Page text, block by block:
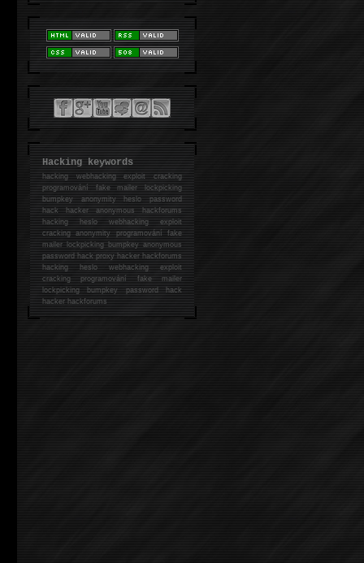
Hacking keywords
hackingwebhacking exploit cracking
programování fake mailer lockpicking
bumpkey anonymity heslo password
hackhacker anonymous hackforums
hackingheslo webhacking exploit
cracking anonymity programování fake
mailer lockpicking bumpkey anonymous
password hack proxy hacker hackforums
hacking heslo webhacking exploit
cracking programování fake mailer
lockpicking bumpkey password hack
hackerhackforums